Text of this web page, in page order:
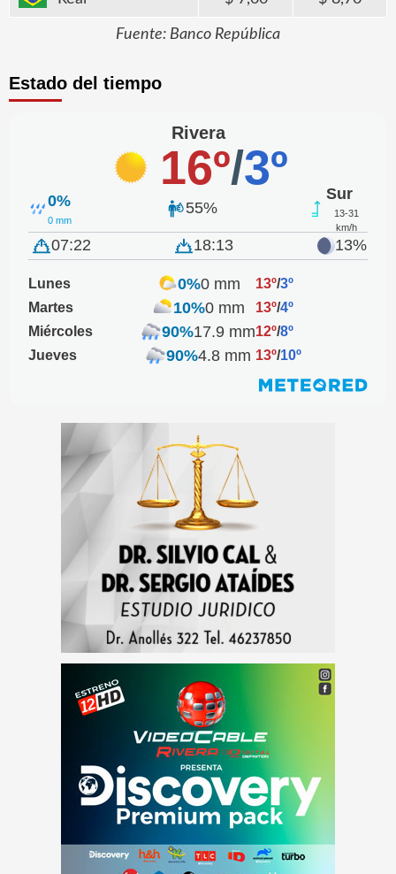
Fuente: Banco República
Estado del tiempo
Rivera
16º/3º
0%
0 mm
55%
Sur
13-31
km/h
07:22 18:13 13%
Lunes 0%0 mm 13º/3º
Martes
10%0 mm 13º/4º
Miércoles
90%17.9 mm12º/8º
Jueves
90%4.8 mm 13º/10º